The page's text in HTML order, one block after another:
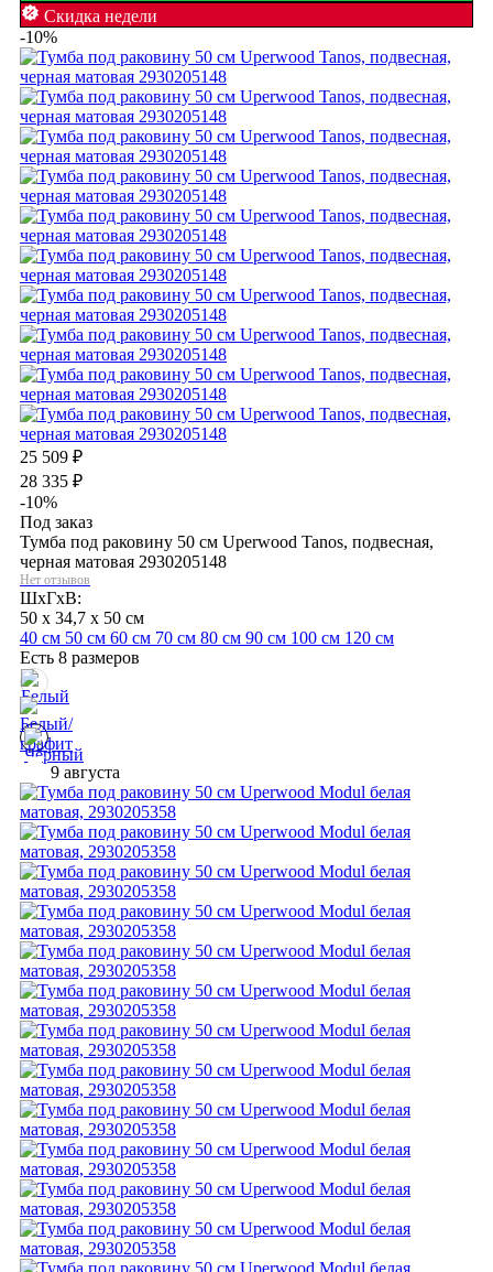
Скидка недели
-10%
25 509 ₽
28 335 ₽
-10%
Под заказ
Тумба под раковину 50 см Uperwood Tanos, подвесная,
черная матовая 2930205148
Нет отзывов
ШхГхВ:
50 x 34,7 x 50 см
40 см 50 см 60 см 70 см 80 см 90 см 100 см 120 см
Есть 8 размеров
9 августа